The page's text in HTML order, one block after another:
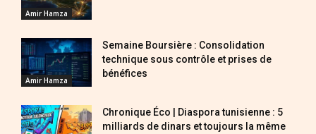
Amir Hamza
Amir Hamza
Semaine Boursière : Consolidation
technique sous contrôle et prises de
bénéfices
Chronique Éco | Diaspora tunisienne : 5
milliards de dinars et toujours la même